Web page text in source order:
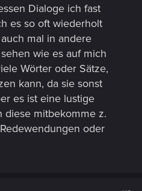
Dialoge ich fast
es so oft wiederholt
mal in andere
wie es auf mich
Wörter oder Sätze,
kann, da sie sonst
es ist eine lustige
diese mitbekomme z.
oder